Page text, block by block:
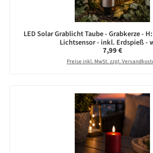
LED Solar Grablicht Taube - Grabkerze -
Lichtsensor - inkl. Erdspieß -
Regulärer Preis:
7,99 €
Preise inkl. MwSt. zzgl.